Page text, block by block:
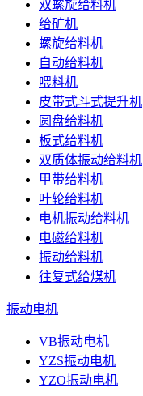
双螺旋给料机
给矿机
螺旋给料机
自动给料机
喂料机
皮带式斗式提升机
圆盘给料机
板式给料机
双质体振动给料机
甲带给料机
叶轮给料机
电机振动给料机
电磁给料机
振动给料机
往复式给煤机
振动电机
VB振动电机
YZS振动电机
YZO振动电机